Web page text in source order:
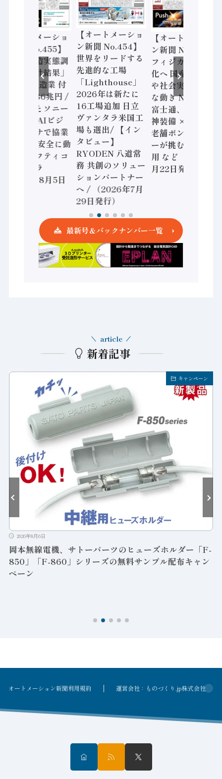
【オートメーショ
ン新聞 No.455】
「経済構造実態調
査二次集計結果」
2024年製造業 付
加価値額86兆円 /
三菱電機とソニー
セミコン AIビジ
ョンセンサで協業
/ IDEC、安全に動
かすセーフティコ
ントローラ
（2026年8月5日
【オートメーショ
ン新聞 No.454】
世界をリードする
先進的な工場
「Lighthouse」
2026年は新たに
16工場追加 日立
ヴァンタラ米国工
場も選出/ 【イン
タビュー】
RYODEN 八道常
務 共創のソリュー
ションパートナー
へ / （2026年7月
29日発行）
【オートメーショ
ン新聞 No.453】
フィジカルAI本格
化へ 国産AI開発
や社会実装に活発
な動き Noetra、
富士通、日立 / 兵
神装備 × HMS、
老舗ポンプメーカ
ーが挑むデータ活
用 など（2026年7
月22日発行）
最新号＆バックナンバー一覧
新着記事
article
キャンペーン
2026年8月6日
岡本無線電機、サトーパーツのヒューズホルダー「F-
850」「F-860」シリーズの無料サンプル配布キャン
ペーン
オートメーション新聞利用規約 運営会社：ものづくり.jp株式会社